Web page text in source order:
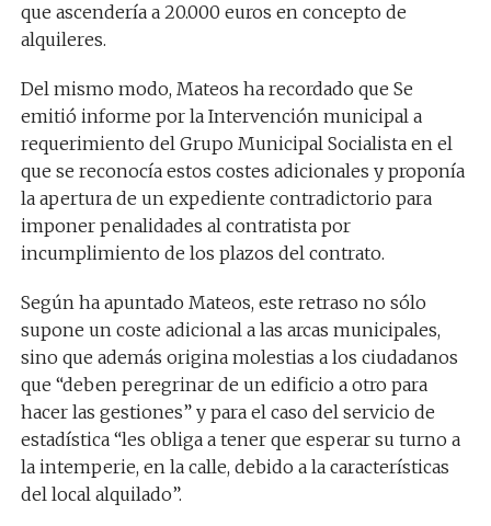
que ascendería a 20.000 euros en concepto de
alquileres.
Del mismo modo, Mateos ha recordado que Se
emitió informe por la Intervención municipal a
requerimiento del Grupo Municipal Socialista en el
que se reconocía estos costes adicionales y proponía
la apertura de un expediente contradictorio para
imponer penalidades al contratista por
incumplimiento de los plazos del contrato.
Según ha apuntado Mateos, este retraso no sólo
supone un coste adicional a las arcas municipales,
sino que además origina molestias a los ciudadanos
que “deben peregrinar de un edificio a otro para
hacer las gestiones” y para el caso del servicio de
estadística “les obliga a tener que esperar su turno a
la intemperie, en la calle, debido a la características
del local alquilado”.